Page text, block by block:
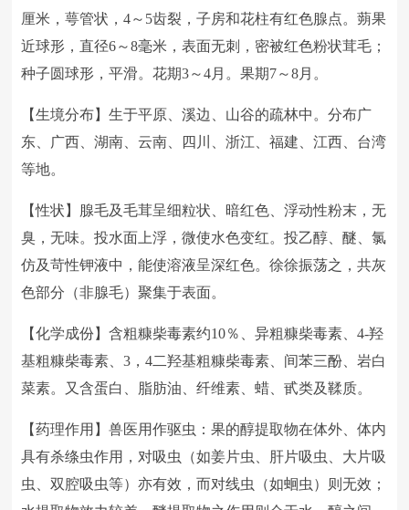
厘米，萼管状，4～5齿裂，子房和花柱有红色腺点。蒴果
近球形，直径6～8毫米，表面无刺，密被红色粉状茸毛；
种子圆球形，平滑。花期3～4月。果期7～8月。
【生境分布】生于平原、溪边、山谷的疏林中。分布广
东、广西、湖南、云南、四川、浙江、福建、江西、台湾
等地。
【性状】腺毛及毛茸呈细粒状、暗红色、浮动性粉末，无
臭，无味。投水面上浮，微使水色变红。投乙醇、醚、氯
仿及苛性钾液中，能使溶液呈深红色。徐徐振荡之，共灰
色部分（非腺毛）聚集于表面。
【化学成份】含粗糠柴毒素约10％、异粗糠柴毒素、4-羟
基粗糠柴毒素、3，4二羟基粗糠柴毒素、间苯三酚、岩白
菜素。又含蛋白、脂肪油、纤维素、蜡、甙类及鞣质。
【药理作用】兽医用作驱虫：果的醇提取物在体外、体内
具有杀绦虫作用，对吸虫（如姜片虫、肝片吸虫、大片吸
虫、双腔吸虫等）亦有效，而对线虫（如蛔虫）则无效；